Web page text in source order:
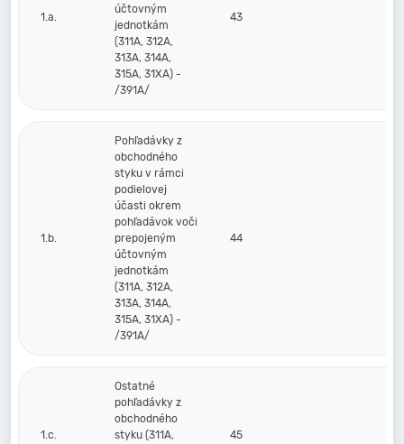
1.a.
účtovným
jednotkám
(311A, 312A,
313A, 314A,
315A, 31XA) -
/391A/
43
1.b.
Pohľadávky z
obchodného
styku v rámci
podielovej
účasti okrem
pohľadávok voči
prepojeným
účtovným
jednotkám
(311A, 312A,
313A, 314A,
315A, 31XA) -
/391A/
44
1.c.
Ostatné
pohľadávky z
obchodného
styku (311A,
45